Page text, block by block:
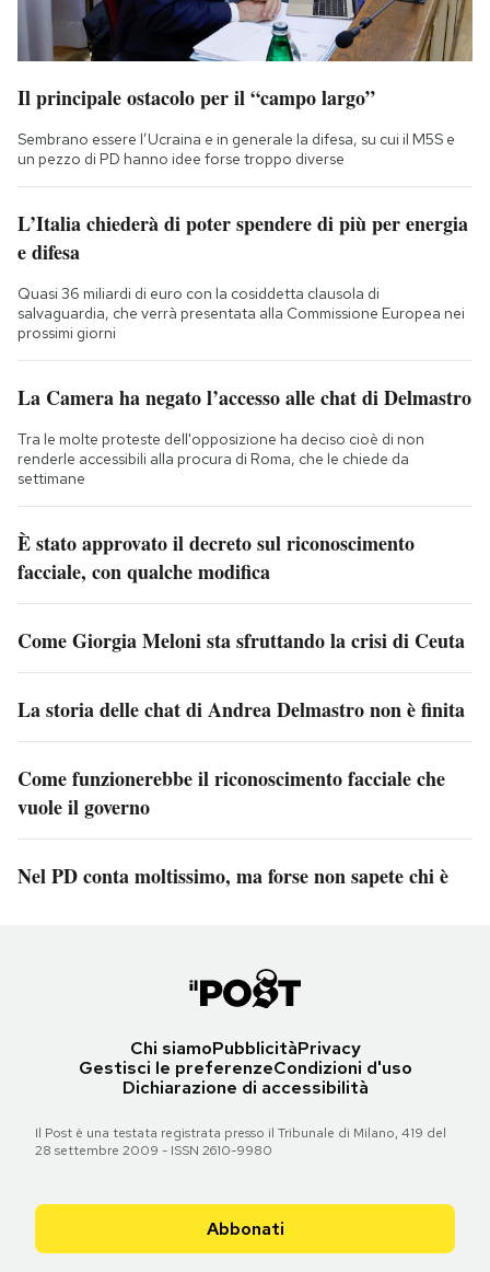
Il principale ostacolo per il “campo largo”
Sembrano essere l’Ucraina e in generale la difesa, su cui il M5S e
un pezzo di PD hanno idee forse troppo diverse
L’Italia chiederà di poter spendere di più per energia
e difesa
Quasi 36 miliardi di euro con la cosiddetta clausola di
salvaguardia, che verrà presentata alla Commissione Europea nei
prossimi giorni
La Camera ha negato l’accesso alle chat di Delmastro
Tra le molte proteste dell'opposizione ha deciso cioè di non
renderle accessibili alla procura di Roma, che le chiede da
settimane
È stato approvato il decreto sul riconoscimento
facciale, con qualche modifica
Come Giorgia Meloni sta sfruttando la crisi di Ceuta
La storia delle chat di Andrea Delmastro non è finita
Come funzionerebbe il riconoscimento facciale che
vuole il governo
Nel PD conta moltissimo, ma forse non sapete chi è
Chi siamoPubblicitàPrivacy
Gestisci le preferenzeCondizioni d'uso
Dichiarazione di accessibilità
Il Post è una testata registrata presso il Tribunale di Milano, 419 del
28 settembre 2009 - ISSN 2610-9980
Abbonati